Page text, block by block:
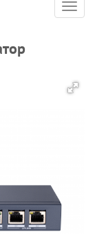
Toggle